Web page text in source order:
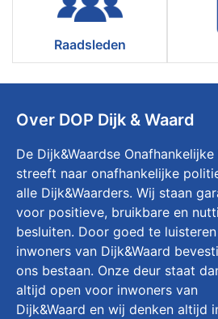
Raadsleden
Over DOP Dijk & Waard
De Dijk&Waardse
streeft naar onafhankelijke
alle Dijk&Waarders. Wij staan
voor positieve, bruikbare en
besluiten. Door goed te
inwoners van Dijk&Waard
ons bestaan. Onze deur staat
altijd open voor inwoners van
Dijk&Waard en wij denken altijd